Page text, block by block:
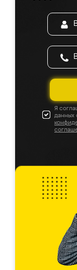
Я
данных